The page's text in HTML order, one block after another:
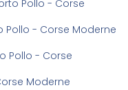
Pollo - Corse
Pollo - Corse Moderne
Pollo - Corse
Moderne